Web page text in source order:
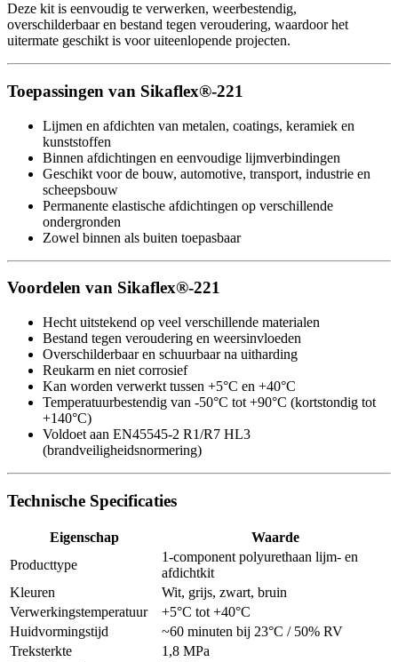
Deze kit is eenvoudig te verwerken, weerbestendig,
overschilderbaar en bestand tegen veroudering, waardoor het
uitermate geschikt is voor uiteenlopende projecten.
Toepassingen van Sikaflex®-221
Lijmen en afdichten van metalen, coatings, keramiek en
kunststoffen
Binnen afdichtingen en eenvoudige lijmverbindingen
Geschikt voor de bouw, automotive, transport, industrie en
scheepsbouw
Permanente elastische afdichtingen op verschillende
ondergronden
Zowel binnen als buiten toepasbaar
Voordelen van Sikaflex®-221
Hecht uitstekend op veel verschillende materialen
Bestand tegen veroudering en weersinvloeden
Overschilderbaar en schuurbaar na uitharding
Reukarm en niet corrosief
Kan worden verwerkt tussen +5°C en +40°C
Temperatuurbestendig van -50°C tot +90°C (kortstondig tot
+140°C)
Voldoet aan EN45545-2 R1/R7 HL3
(brandveiligheidsnormering)
Technische Specificaties
Eigenschap
Waarde
Producttype
1-component polyurethaan lijm- en
afdichtkit
Kleuren
Wit, grijs, zwart, bruin
Verwerkingstemperatuur
+5°C tot +40°C
Huidvormingstijd
~60 minuten bij 23°C / 50% RV
Treksterkte
1,8 MPa